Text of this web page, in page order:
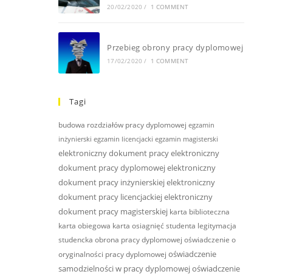
20/02/2020 / 1 COMMENT
Przebieg obrony pracy dyplomowej
17/02/2020 / 1 COMMENT
Tagi
budowa rozdziałów pracy dyplomowej egzamin
inżynierski egzamin licencjacki egzamin magisterski
elektroniczny dokument pracyelektroniczny
dokument pracy dyplomowejelektroniczny
dokument pracy inżynierskiejelektroniczny
dokument pracy licencjackiejelektroniczny
dokument pracy magisterskiej karta biblioteczna
karta obiegowa karta osiagnięć studenta legitymacja
studencka obrona pracy dyplomowej oświadczenie o
oryginalności pracy dyplomowej oświadczenie
samodzielności w pracy dyplomowejoświadczenie